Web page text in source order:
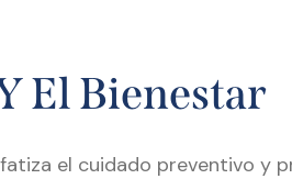
El Bienestar
el cuidado preventivo y